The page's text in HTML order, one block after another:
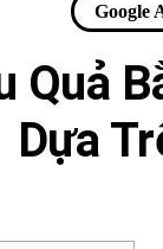
Google
Quả
Dựa